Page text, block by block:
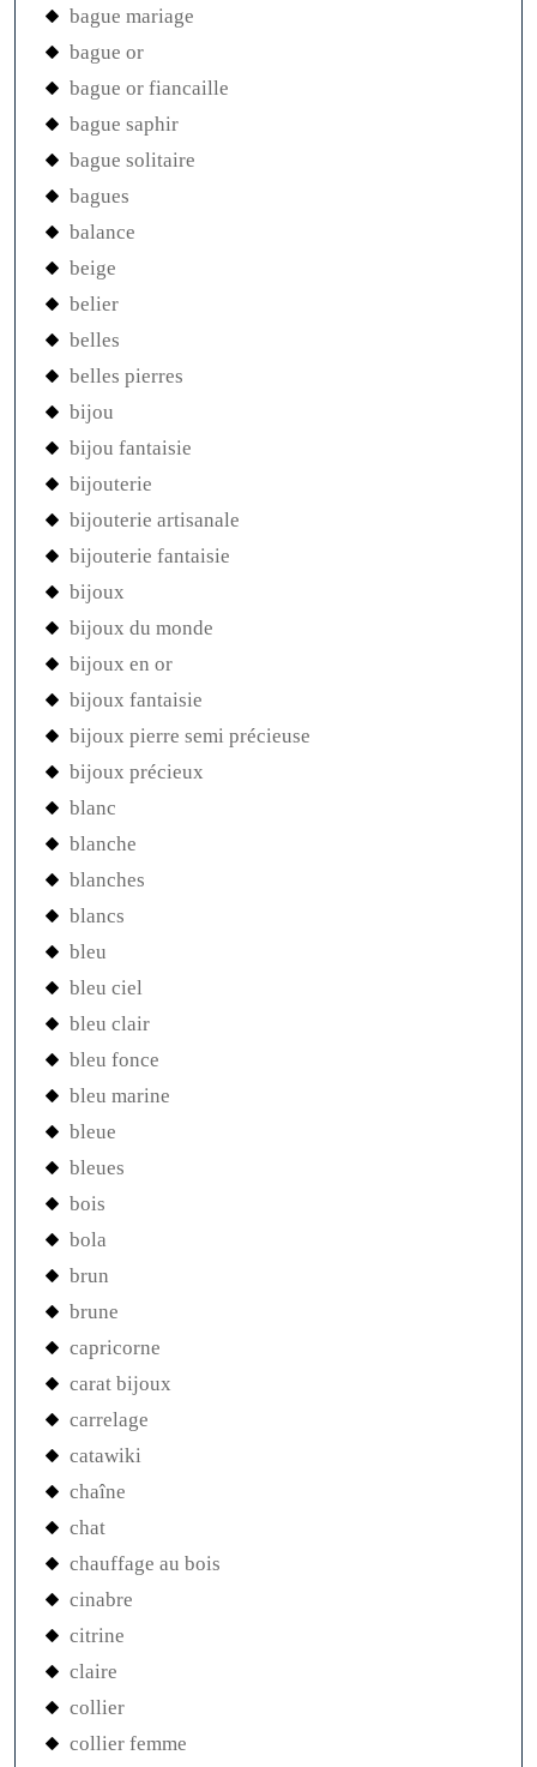
bague mariage
bague or
bague or fiancaille
bague saphir
bague solitaire
bagues
balance
beige
belier
belles
belles pierres
bijou
bijou fantaisie
bijouterie
bijouterie artisanale
bijouterie fantaisie
bijoux
bijoux du monde
bijoux en or
bijoux fantaisie
bijoux pierre semi précieuse
bijoux précieux
blanc
blanche
blanches
blancs
bleu
bleu ciel
bleu clair
bleu fonce
bleu marine
bleue
bleues
bois
bola
brun
brune
capricorne
carat bijoux
carrelage
catawiki
chaîne
chat
chauffage au bois
cinabre
citrine
claire
collier
collier femme